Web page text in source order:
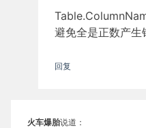
避免全是正数产生
回复
火车爆胎说道：